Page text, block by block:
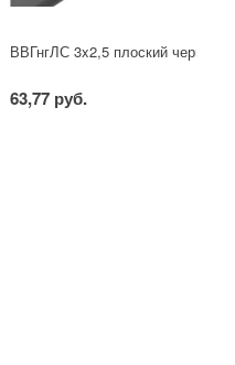
ВВГнгЛС 3x2,5 плоский черный
63,77 руб.